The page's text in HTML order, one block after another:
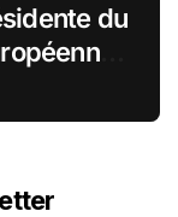
du